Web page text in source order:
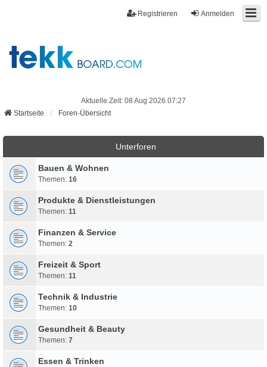
Anmelden
Registrieren
Aktuelle Zeit: 08 Aug 2026 07:27
Startseite
Foren-Übersicht
Unterforen
Bauen & Wohnen
Themen: 16
Produkte & Dienstleistungen
Themen: 11
Finanzen & Service
Themen: 2
Freizeit & Sport
Themen: 11
Technik & Industrie
Themen: 10
Gesundheit & Beauty
Themen: 7
Essen & Trinken